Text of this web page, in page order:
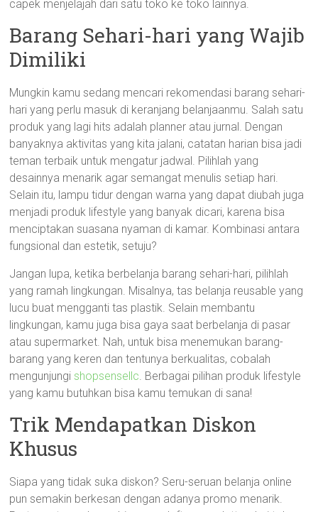
capek menjelajah dari satu toko ke toko lainnya.
Barang Sehari-hari yang Wajib
Dimiliki
Mungkin kamu sedang mencari rekomendasi barang sehari-
hari yang perlu masuk di keranjang belanjaanmu. Salah satu
produk yang lagi hits adalah planner atau jurnal. Dengan
banyaknya aktivitas yang kita jalani, catatan harian bisa jadi
teman terbaik untuk mengatur jadwal. Pilihlah yang
desainnya menarik agar semangat menulis setiap hari.
Selain itu, lampu tidur dengan warna yang dapat diubah juga
menjadi produk lifestyle yang banyak dicari, karena bisa
menciptakan suasana nyaman di kamar. Kombinasi antara
fungsional dan estetik, setuju?
Jangan lupa, ketika berbelanja barang sehari-hari, pilihlah
yang ramah lingkungan. Misalnya, tas belanja reusable yang
lucu buat mengganti tas plastik. Selain membantu
lingkungan, kamu juga bisa gaya saat berbelanja di pasar
atau supermarket. Nah, untuk bisa menemukan barang-
barang yang keren dan tentunya berkualitas, cobalah
mengunjungi shopsensellc. Berbagai pilihan produk lifestyle
yang kamu butuhkan bisa kamu temukan di sana!
Trik Mendapatkan Diskon
Khusus
Siapa yang tidak suka diskon? Seru-seruan belanja online
pun semakin berkesan dengan adanya promo menarik.